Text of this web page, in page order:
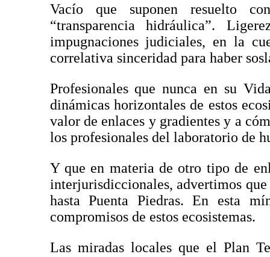
Vacío que suponen resuelto
“transparencia hidráulica”.
impugnaciones judiciales, en la
correlativa sinceridad para haber
Profesionales que nunca en su
dinámicas horizontales de estos
valor de enlaces y gradientes y a
los profesionales del laboratorio de
Y que en materia de otro tipo de
interjurisdiccionales, advertimos que
hasta Puenta Piedras. En esta
compromisos de estos ecosistemas.
Las miradas locales que el Plan